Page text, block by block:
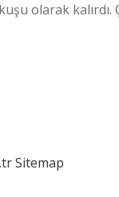
olarak kalırdı.
Sitemap